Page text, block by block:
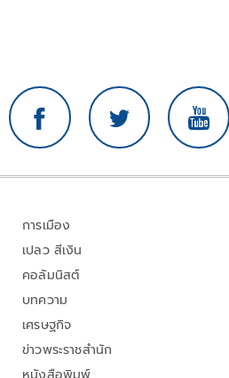
การเมือง
เปลว สีเงิน
คอลัมนิสต์
บทความ
เศรษฐกิจ
ข่าวพระราชสำนัก